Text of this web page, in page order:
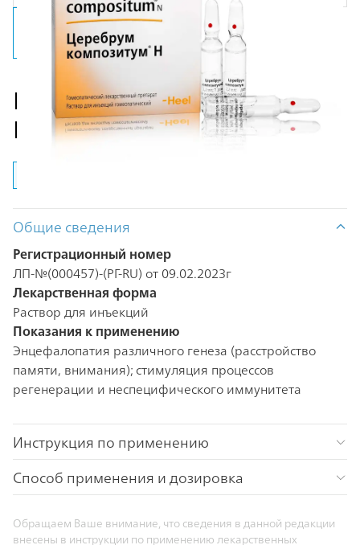
Церебрум композитум® Н
Раствор
Общие сведения
Регистрационный номер
ЛП-№(000457)-(РГ-RU) от 09.02.2023г
Лекарственная форма
Раствор для инъекций
Показания к применению
Энцефалопатия различного генеза (расстройство
памяти, внимания); стимуляция процессов
регенерации и неспецифического иммунитета
Инструкция по применению
Способ применения и дозировка
Обращаем Ваше внимание, что сведения в данной редакции
внесены в инструкции по применению лекарственных